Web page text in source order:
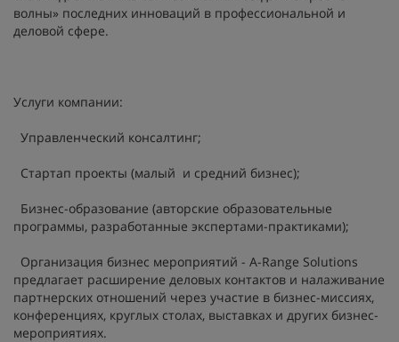
волны» последних инноваций в профессиональной и
деловой сфере.
Услуги компании:
Управленческий консалтинг;
Стартап проекты (малый и средний бизнес);
Бизнес-образование (авторские образовательные
программы, разработанные экспертами-практиками);
Организация бизнес мероприятий - A-Range Solutions
предлагает расширение деловых контактов и налаживание
партнерских отношений через участие в бизнес-миссиях,
конференциях, круглых столах, выставках и других бизнес-
мероприятиях.